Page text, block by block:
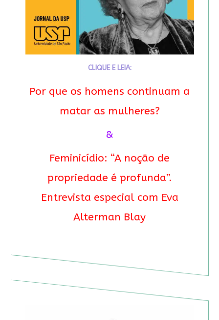
CLIQUE E LEIA:
Por que os homens continuam a
matar as mulheres?
&
Feminicídio: “A noção de
propriedade é profunda”.
Entrevista especial com Eva
Alterman Blay